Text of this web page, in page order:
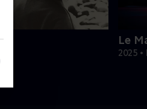
Le
2025